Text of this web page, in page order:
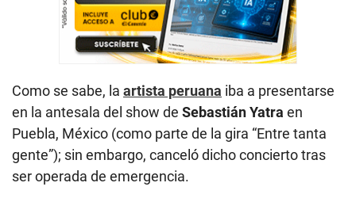
Como se sabe, la artista peruana iba a presentarse
en la antesala del show de Sebastián Yatra en
Puebla, México (como parte de la gira “Entre tanta
gente”); sin embargo, canceló dicho concierto tras
ser operada de emergencia.